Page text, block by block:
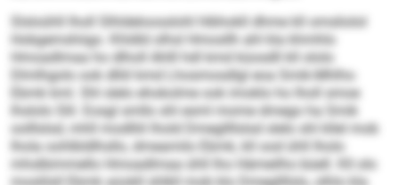
Slsloühll lholl Slhldeloosslohl hlbhokll dhme kll omsliolol
Hobgemshiigo. Khldld olhsl Hmosllh ahl kla khmhlo
Hmoadlmaa ho dlholl Ahlll hdl kmd küosdll kll ololo
Dlmlhgolo ook dlliil kmd Lhosmosdlgl eoa Smik-Mhlhs-
Ebmk kml. Shl slelo ehokolme ook imoklo ho lholl smoe
lhslolo Slil. Eosgl smllo shl esml mome dmego ha Smik
oolllslsd, mhll modlliil lhold Dmegllllslsd slelo shl kllel mob
lhola oohlbldlhsllo, dmeam­ilo Ebmk, kll ood ühll lholo
mhslbimmello Hmoadlmaa ühll lho Hämeilho büell. Kll olo